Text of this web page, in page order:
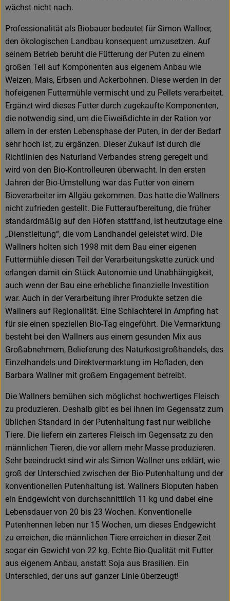
wächst nicht nach.
Professionalität als Biobauer bedeutet für Simon Wallner,
den ökologischen Landbau konsequent umzusetzen. Auf
seinem Betrieb beruht die Fütterung der Puten zu einem
großen Teil auf Komponenten aus eigenem Anbau wie
Weizen, Mais, Erbsen und Ackerbohnen. Diese werden in der
hofeigenen Futtermühle vermischt und zu Pellets verarbeitet.
Ergänzt wird dieses Futter durch zugekaufte Komponenten,
die notwendig sind, um die Eiweißdichte in der Ration vor
allem in der ersten Lebensphase der Puten, in der der Bedarf
sehr hoch ist, zu ergänzen. Dieser Zukauf ist durch die
Richtlinien des Naturland Verbandes streng geregelt und
wird von den Bio-Kontrolleuren überwacht. In den ersten
Jahren der Bio-Umstellung war das Futter von einem
Bioverarbeiter im Allgäu gekommen. Das hatte die Wallners
nicht zufrieden gestellt. Die Futteraufbereitung, die früher
standardmäßig auf den Höfen stattfand, ist heutzutage eine
„Dienstleitung“, die vom Landhandel geleistet wird. Die
Wallners holten sich 1998 mit dem Bau einer eigenen
Futtermühle diesen Teil der Verarbeitungskette zurück und
erlangen damit ein Stück Autonomie und Unabhängigkeit,
auch wenn der Bau eine erhebliche finanzielle Investition
war. Auch in der Verarbeitung ihrer Produkte setzen die
Wallners auf Regionalität. Eine Schlachterei in Ampfing hat
für sie einen speziellen Bio-Tag eingeführt. Die Vermarktung
besteht bei den Wallners aus einem gesunden Mix aus
Großabnehmern, Belieferung des Naturkostgroßhandels, des
Einzelhandels und Direktvermarktung im Hofladen, den
Barbara Wallner mit großem Engagement betreibt.
Die Wallners bemühen sich möglichst hochwertiges Fleisch
zu produzieren. Deshalb gibt es bei ihnen im Gegensatz zum
üblichen Standard in der Putenhaltung fast nur weibliche
Tiere. Die liefern ein zarteres Fleisch im Gegensatz zu den
männlichen Tieren, die vor allem mehr Masse produzieren.
Sehr beeindruckt sind wir als Simon Wallner uns erklärt, wie
groß der Unterschied zwischen der Bio-Putenhaltung und der
konventionellen Putenhaltung ist. Wallners Bioputen haben
ein Endgewicht von durchschnittlich 11 kg und dabei eine
Lebensdauer von 20 bis 23 Wochen. Konventionelle
Putenhennen leben nur 15 Wochen, um dieses Endgewicht
zu erreichen, die männlichen Tiere erreichen in dieser Zeit
sogar ein Gewicht von 22 kg. Echte Bio-Qualität mit Futter
aus eigenem Anbau, anstatt Soja aus Brasilien. Ein
Unterschied, der uns auf ganzer Linie überzeugt!